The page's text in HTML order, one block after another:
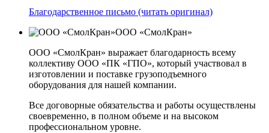
Благодарственное письмо (читать оригинал)
ООО «СмолКран»
ООО «СмолКран» выражает благодарность всему
коллективу ООО «ПК «ГПО», который участвовал в
изготовлении и поставке грузоподъемного
оборудования для нашей компании.
Все договорные обязательства и работы осуществлены
своевременно, в полном объеме и на высоком
профессиональном уровне.